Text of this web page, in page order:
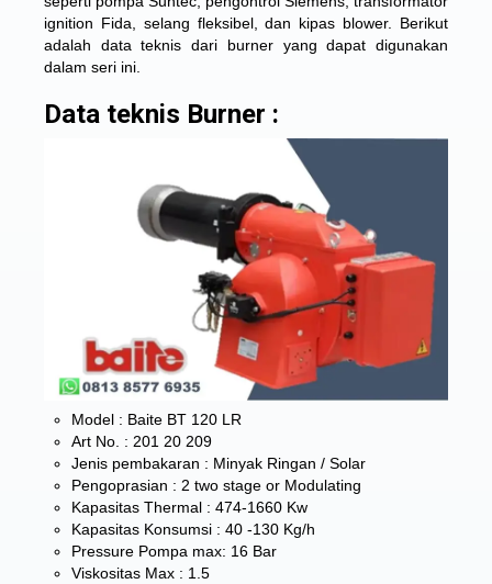
ignition Fida, selang fleksibel, dan kipas blower. Berikut
adalah data teknis dari burner yang dapat digunakan
dalam seri ini.
Data teknis Burner :
Model : Baite BT 120 LR
Art No. : 201 20 209
Jenis pembakaran : Minyak Ringan / Solar
Pengoprasian : 2 two stage or Modulating
Kapasitas Thermal : 474-1660 Kw
Kapasitas Konsumsi : 40 -130 Kg/h
Pressure Pompa max: 16 Bar
Viskositas Max : 1.5